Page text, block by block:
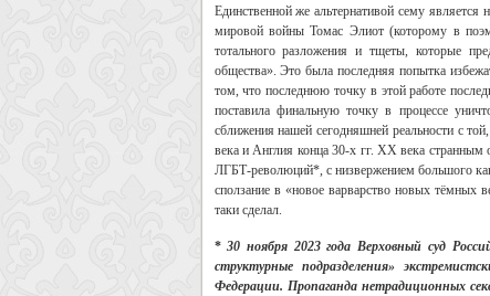
Единственной же альтернативой сему
мировой войны Томас Элиот (которому в
тотального разложения и тщеты, которые
общества». Это была последняя попытка
том, что последнюю точку в этой работе
поставила финальную точку в процессе
сближения нашей сегодняшней реальности с
века и Англия конца 30-х гг. ХХ века
ЛГБТ-революций*, с низвержением большого
сползание в «новое варварство новых тёмных
таки сделал.
*30 ноября 2023 года Верховный суд
структурные подразделения»
Федерации. Пропаганда нетрадиционных